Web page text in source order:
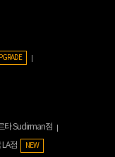
타 Sudirman점
LA점 NEW